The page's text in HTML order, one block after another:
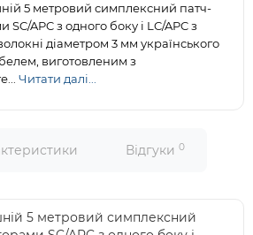
5 метровий симплексний патч-
APC з одного боку і LC/APC з
діаметром 3 мм українського
виготовленим з
Читати далі...
Відгуки 0
5 метровий симплексний